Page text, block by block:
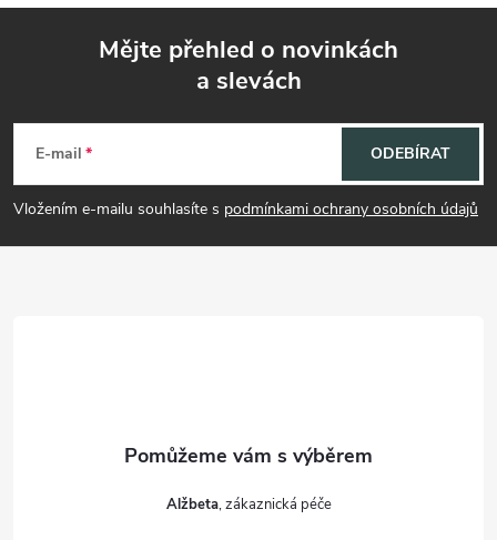
p
a
Mějte přehled o novinkách
a slevách
E-mail
Vložením e-mailu souhlasíte s podmínkami ochrany osobních údajů
ODEBÍRAT
Alžbeta